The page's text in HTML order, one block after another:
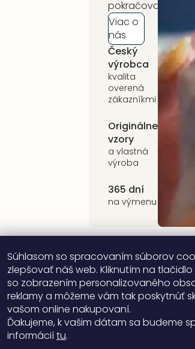
Súhlasom so spracovaním súborov
zlepšovať náš web. Kliknutím na tlačidlo
so zobrazením personalizovaného
reklamy a môžeme vám tak poskytnúť
vašom online nakupovaní.
Ďakujeme, k vašim dátam sa budeme
informáciítu.
pokračovať.
Viac o
nás
Český
výrobca
kvalita
overená
zákazníkmi
na
Originálne
vzory
a vlastná
výroba
365 dní
na výmenu